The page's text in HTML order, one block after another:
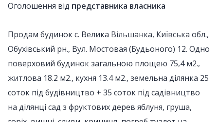
Оголошення від представника власника
Продам будинок с. Велика Вільшанка, Київська обл.,
Обухівський рн., Вул. Мостовая (Будьоного) 12. Одно
поверховий будинок загальною площею 75,4 м2.,
житлова 18.2 м2., кухня 13.4 м2., земельна ділянка 25
соток під будівництво + 35 соток під садівництво
на ділянці сад з фруктових дерев яблуня, груша,